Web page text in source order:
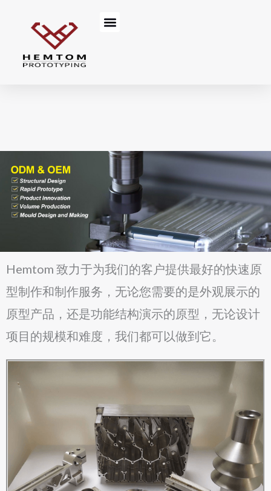
content
Menu
Hemtom 致力于为我们的客户提供最好的快速原
型制作和制作服务，无论您需要的是外观展示的
原型产品，还是功能结构演示的原型，无论设计
项目的规模和难度，我们都可以做到它。